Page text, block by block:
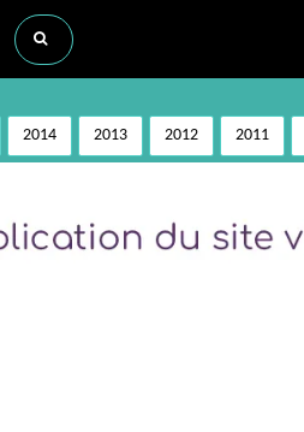
2014 2013 2012 2011